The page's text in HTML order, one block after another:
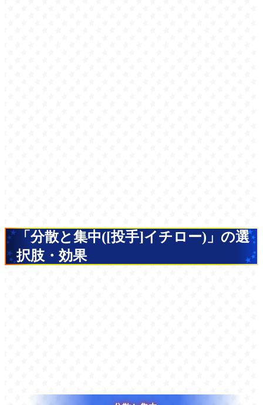
「分散と集中([投手]イチロー)」の選
択肢・効果